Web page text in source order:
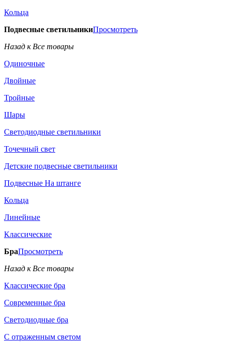
Кольца
Подвесные светильникиПросмотреть
Назад к Все товары
Одиночные
Двойные
Тройные
Шары
Светодиодные светильники
Точечный свет
Детские подвесные светильники
Подвесные На штанге
Кольца
Линейные
Классические
БраПросмотреть
Назад к Все товары
Классические бра
Современные бра
Светодиодные бра
С отраженным светом